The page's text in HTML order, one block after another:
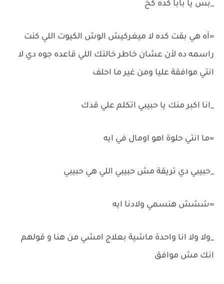
_بس يا بابا كده كخ
=آه هي بقت كده لا ميغركيش الوش الكيوت اللي كنت
راسمه ده لأن عشان خاطر خالتك اللي قاعده جوه دي لا
انتي موافقة عليا ومن غير ما احلف
_انا اكبر منك يا حبيبي اتكلم علي قدك
=ما انتي حلوة اهو اومال في ايه
_حبيبي دي تريقة مش حبيبي اللي هي حبيبي
=ششش هنسمي ولادنا ايه
_ولا ولا انا واحدة ماشية بعلاج امشي من هنا و قولهم
انك مش موافق